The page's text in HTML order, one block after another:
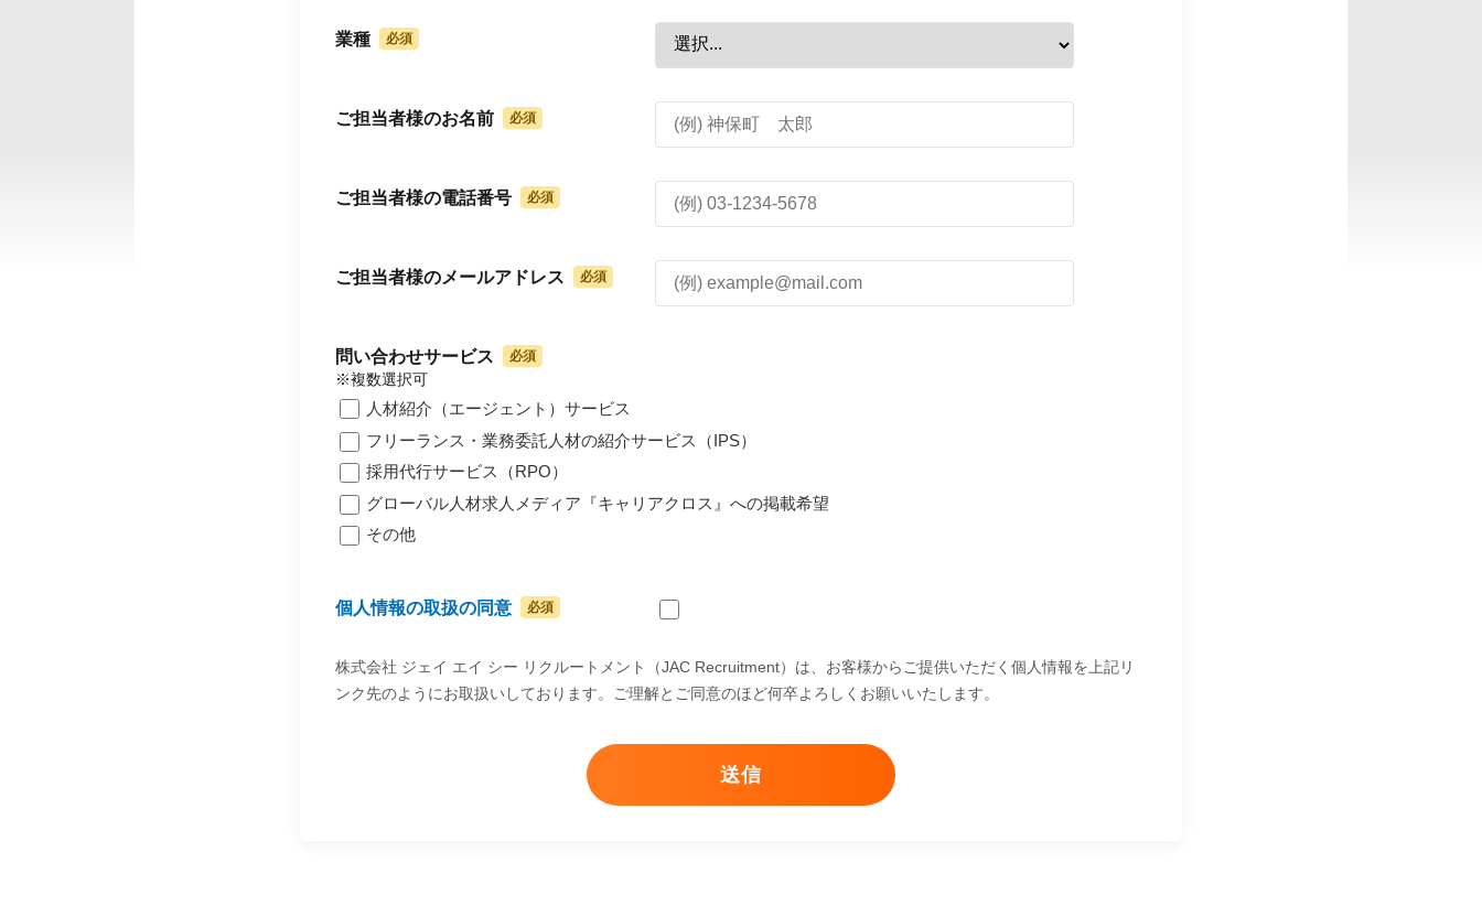
業種
ご担当者様のお名前
ご担当者様の電話番号
ご担当者様のメールアドレス
問い合わせサービス
※複数選択可
人材紹介（エージェント）サービス
フリーランス・業務委託人材の紹介サービス（IPS）
採用代行サービス（RPO）
グローバル人材求人メディア『キャリアクロス』への掲載希望
その他
個人情報の取扱の同意
株式会社 ジェイ エイ シー リクルートメント（JAC Recruitment）は、お客様からご提供いただく個人情報を上記リ
ンク先のようにお取扱いしております。ご理解とご同意のほど何卒よろしくお願いいたします。
送信